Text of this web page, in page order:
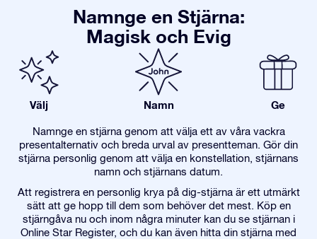
Namnge en Stjärna:
Magisk och Evig
Välj Namn Ge
Namnge en stjärna genom att välja ett av våra vackra
presentalternativ och breda urval av presentteman. Gör din
stjärna personlig genom att välja en konstellation, stjärnans
namn och stjärnans datum.
Att registrera en personlig krya på dig-stjärna är ett utmärkt
sätt att ge hopp till dem som behöver det mest. Köp en
stjärngåva nu och inom några minuter kan du se stjärnan i
Online Star Register, och du kan även hitta din stjärna med